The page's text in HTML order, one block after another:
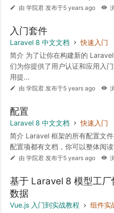
由 学院君 发布于5 years ago
入门套件
Laravel 8 中文文档
快速入门
简介 为了让你在构建新的
们为你提供了用户认证和应用入
用提...
由 学院君 发布于5 years ago
配置
Laravel 8 中文文档
快速入门
简介 Laravel 框架的所有配置文
配置项都有文档，你可以整体阅
由 学院君 发布于5 years ago
基于 Laravel 8 模型工
数据
Vue.js 入门到实战教程
组件实